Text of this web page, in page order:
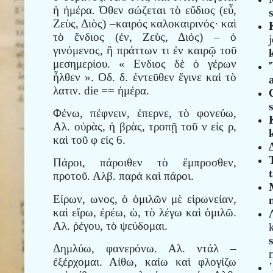
ἡ ἡμέρα. Όθεν σώζεται τὸ εὔδιος (εὖ,
Ζεὺς, Διὸς) –καιρός καλοκαιρινός· καὶ
τὸ ἔνδιος (ἐν, Ζεὺς, Διός) – ὁ
γινόμενος, ἢ πράττων τι ἐν καιρῷ τοῦ
μεσημερίου. « Ενδιος δὲ ὁ γέρων
ἦλθεν ». Οδ. δ. ἐντεῦθεν ἔγινε καὶ τὸ
λατιν. die == ἡμέρα.
Φένω, πέφνειν, ἐπερνε, τὸ φονεύω,
Αλ. οὐρὰς, ἡ βρὰς, τροπῇ τοῦ ν εἰς ρ,
καὶ τοῦ φ εἰς 6.
Πάροι, πάροιθεν τὸ ἔμπροσθεν,
προτοῦ. Αλβ. παρά καὶ πάροι.
Είρων, ωνος, ὁ ὁμιλῶν μὲ εἰρωνείαν,
καὶ εἴρω, ἐρέω, ὡ, τὸ λέγω καὶ ὁμιλῶ.
Αλ. ῥέγου, τὸ ψεύδομαι.
Δημλύω, φανερόνω. Αλ. ντάλ –
ἐξέρχομαι. Αίθω, καίω καὶ φλογίζω